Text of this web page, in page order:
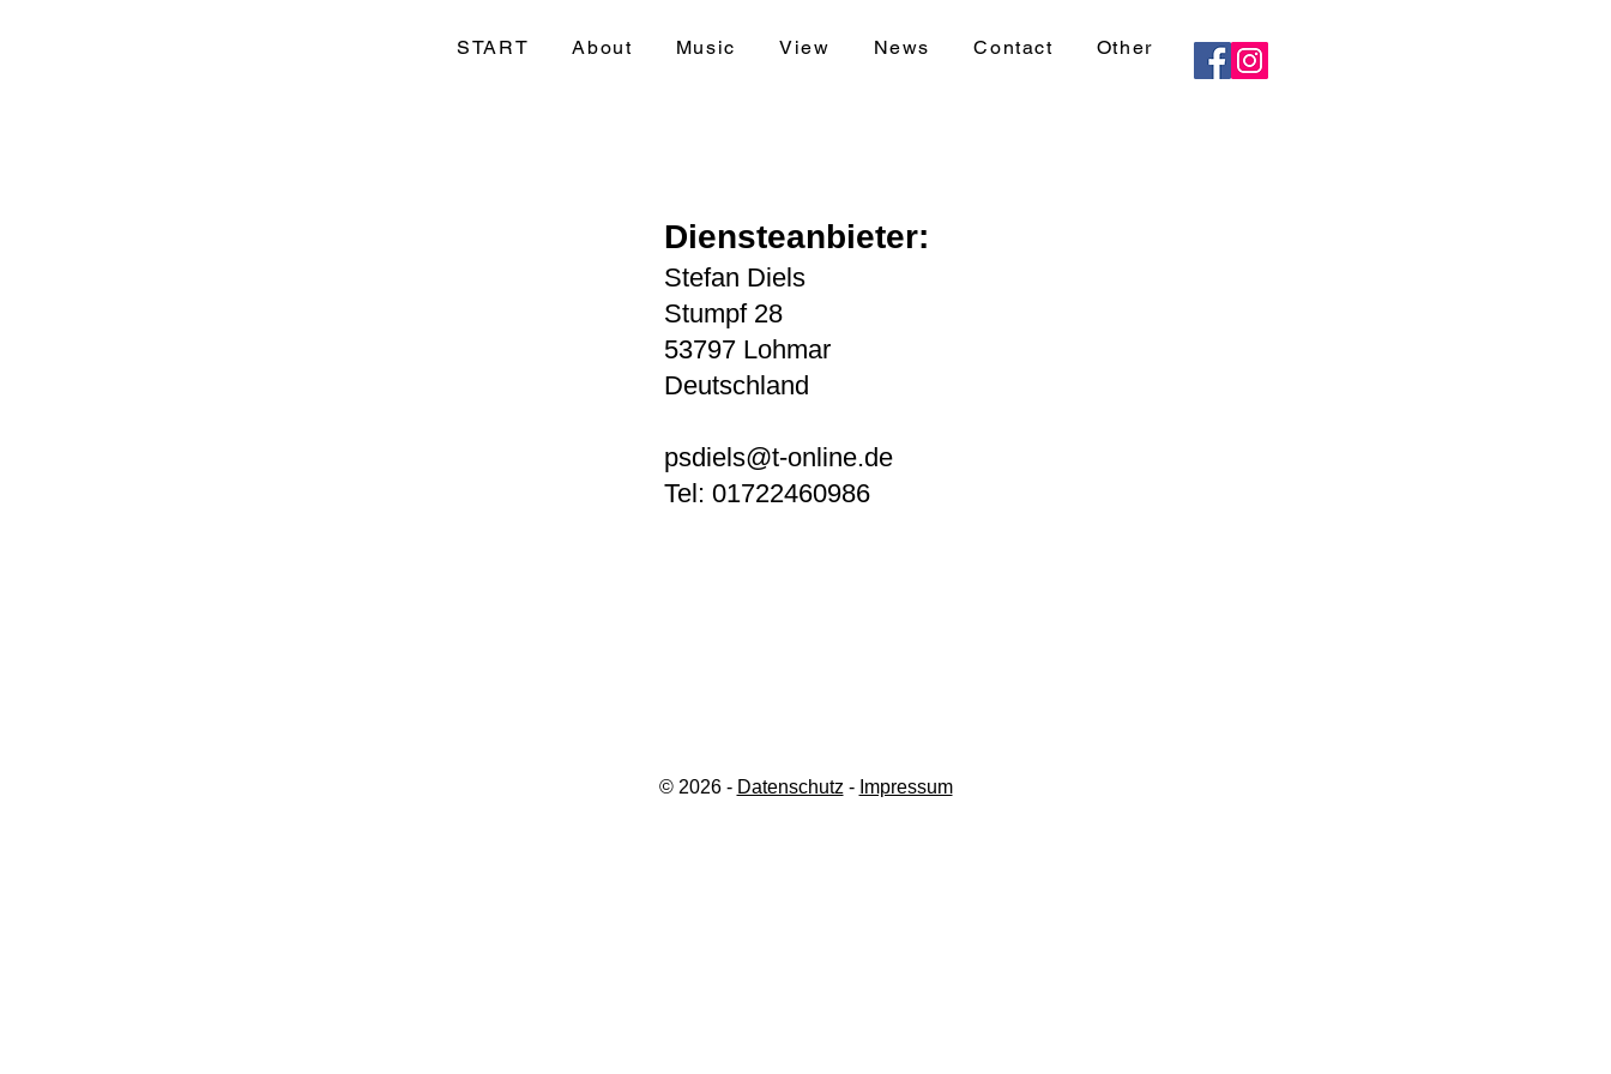
START About Music View News Contact Other
Diensteanbieter:
Stefan Diels
Stumpf 28
53797 Lohmar
Deutschland
psdiels@t-online.de
Tel: 01722460986
© 2026 - Datenschutz - Impressum